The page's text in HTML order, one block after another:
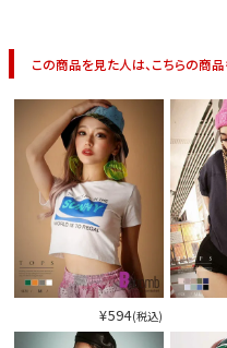
この商品を見た人は、こちらの商品
¥594(税込)